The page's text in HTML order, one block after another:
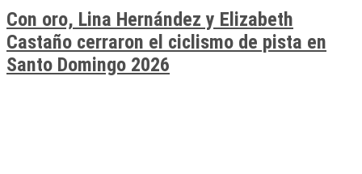
Con oro, Lina Hernández y Elizabeth
Castaño cerraron el ciclismo de pista en
Santo Domingo 2026